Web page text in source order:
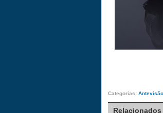
Categorias: Antevisão
Relacionados